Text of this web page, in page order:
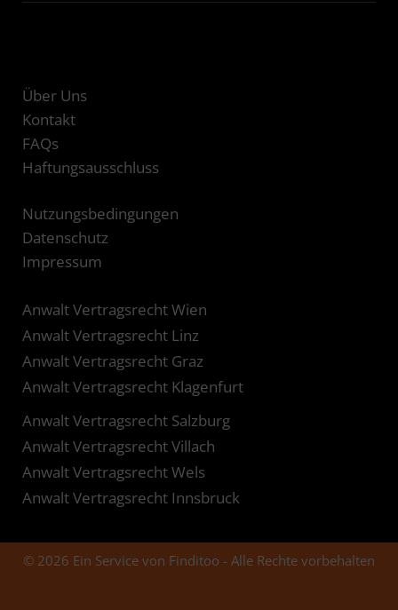
Über Uns
Kontakt
FAQs
Haftungsausschluss
Nutzungsbedingungen
Datenschutz
Impressum
Anwalt Vertragsrecht Wien
Anwalt Vertragsrecht Linz
Anwalt Vertragsrecht Graz
Anwalt Vertragsrecht Klagenfurt
Anwalt Vertragsrecht Salzburg
Anwalt Vertragsrecht Villach
Anwalt Vertragsrecht Wels
Anwalt Vertragsrecht Innsbruck
© 2026 Ein Service von Finditoo - Alle Rechte vorbehalten